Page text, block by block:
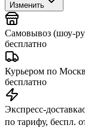
Изменить
Самовывоз (шоу-
бесплатно
Курьером по
бесплатно
Экспресс-доставка
по тарифу, беспл.